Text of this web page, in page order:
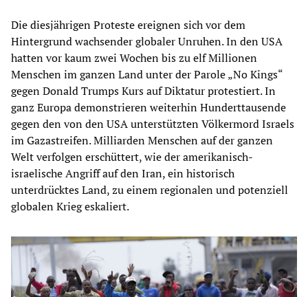
Die diesjährigen Proteste ereignen sich vor dem
Hintergrund wachsender globaler Unruhen. In den USA
hatten vor kaum zwei Wochen bis zu elf Millionen
Menschen im ganzen Land unter der Parole „No Kings“
gegen Donald Trumps Kurs auf Diktatur protestiert. In
ganz Europa demonstrieren weiterhin Hunderttausende
gegen den von den USA unterstützten Völkermord Israels
im Gazastreifen. Milliarden Menschen auf der ganzen
Welt verfolgen erschüttert, wie der amerikanisch-
israelische Angriff auf den Iran, ein historisch
unterdrücktes Land, zu einem regionalen und potenziell
globalen Krieg eskaliert.